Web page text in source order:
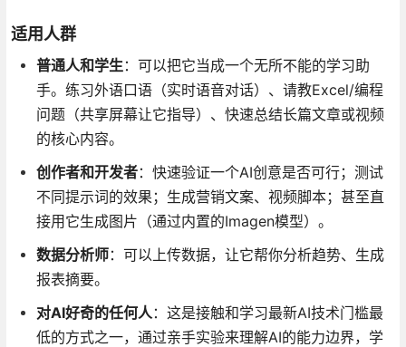
适用人群
普通人和学生 ：可以把它当成一个无所不能的学习助
手。练习外语口语（实时语音对话）、请教Excel/编程
问题（共享屏幕让它指导）、快速总结长篇文章或视频
的核心内容。
创作者和开发者：快速验证一个AI创意是否可行；测试
不同提示词的效果；生成营销文案、视频脚本；甚至直
接用它生成图片（通过内置的Imagen模型）。
数据分析师：可以上传数据，让它帮你分析趋势、生成
报表摘要。
对AI好奇的任何人 ：这是接触和学习最新AI技术门槛最
低的方式之一，通过亲手实验来理解AI的能力边界，学